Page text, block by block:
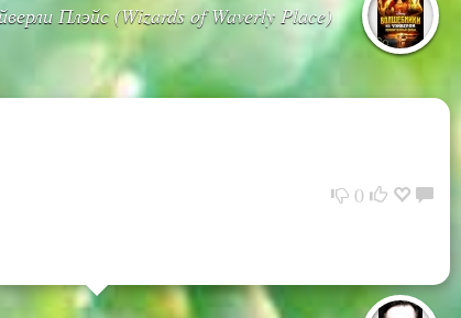
Плэйс (Wizards of Waverly Place)
0